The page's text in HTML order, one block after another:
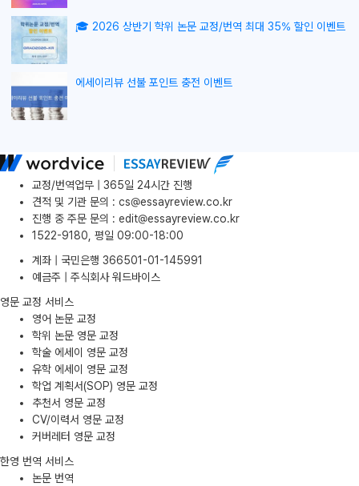
🎓 2026 상반기 학위 논문 교정/번역 최대 35% 할인 이벤트
에세이리뷰 선불 포인트 충전 이벤트
교정/번역업무 | 365일 24시간 진행
견적 및 기관 문의 : cs@essayreview.co.kr
진행 중 주문 문의 : edit@essayreview.co.kr
1522-9180, 평일 09:00-18:00
계좌 | 국민은행 366501-01-145991
예금주 | 주식회사 워드바이스
영문 교정 서비스
영어 논문 교정
학위 논문 영문 교정
학술 에세이 영문 교정
유학 에세이 영문 교정
학업 계획서(SOP) 영문 교정
추천서 영문 교정
CV/이력서 영문 교정
커버레터 영문 교정
한영 번역 서비스
논문 번역